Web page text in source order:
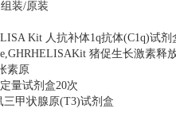
组装/原装
Kit 人抗补体1q抗体(C1q)试剂
猪促生长激素释
素原
量试剂盒20次
三甲状腺原(T3)试剂盒